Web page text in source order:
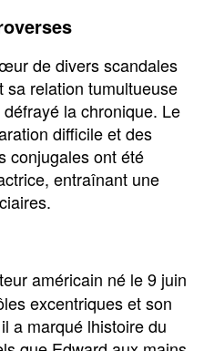
de divers scandales
sa relation tumultueuse
la chronique. Le
difficile et des
conjugales ont été
entraînant une
américain né le 9 juin
excentriques et son
a marqué lhistoire du